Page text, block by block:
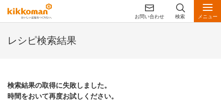
お問い合わせ 検索 メニュー
レシピ検索結果
検索結果の取得に失敗しました。
時間をおいて再度お試しください。